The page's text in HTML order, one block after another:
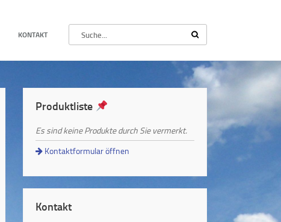
KONTAKT
Produktliste
Es sind keine Produkte durch Sie vermerkt.
Kontaktformular öffnen
Kontakt